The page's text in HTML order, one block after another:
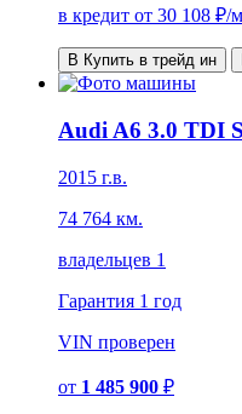
в кредит от 30 108 ₽/
В Купить в трейд ин
Audi A6 3.0 TDI
2015 г.в.
74 764 км.
владельцев 1
Гарантия 1 год
VIN проверен
от 1 485 900 ₽